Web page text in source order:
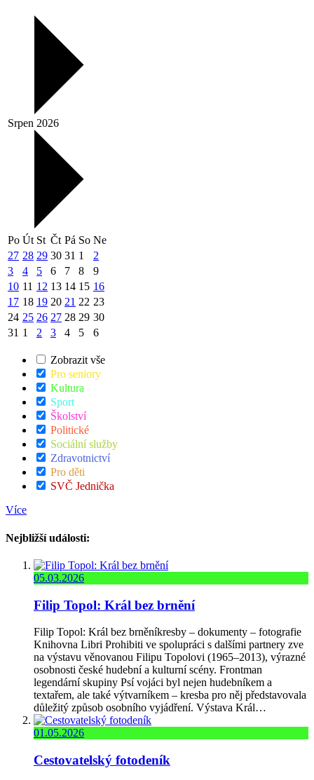
Srpen 2026
Po Út St Čt Pá So Ne
27 28 29 30 31 1
2
3
4 5 6 7 8
9
10 11 12 13 14 15 16
17 18 19 20 21 22 23
24 25 26 27 28 29 30
31 1 2 3 4 5 6
Zobrazit vše
Pro seniory
Kultura
Sport
Školství
Politické
Sociální služby
Zdravotnictví
Pro děti
SVČ Jednička
Více
Nejbližší události:
05.03.2026
Filip Topol: Král bez brnění
Filip Topol: Král bez brněníkresby – dokumenty – fotografie
Knihovna Libri Prohibiti ve spolupráci s dalšími partnery zve
na výstavu věnovanou Filipu Topolovi (1965–2013), výrazné
osobnosti české hudební a kulturní scény. Frontman
legendární skupiny Psí vojáci byl nejen hudebníkem a
textařem, ale také výtvarníkem – kresba pro něj představovala
důležitý způsob osobního vyjádření. Výstava Král…
01.05.2026
Cestovatelský fotodeník